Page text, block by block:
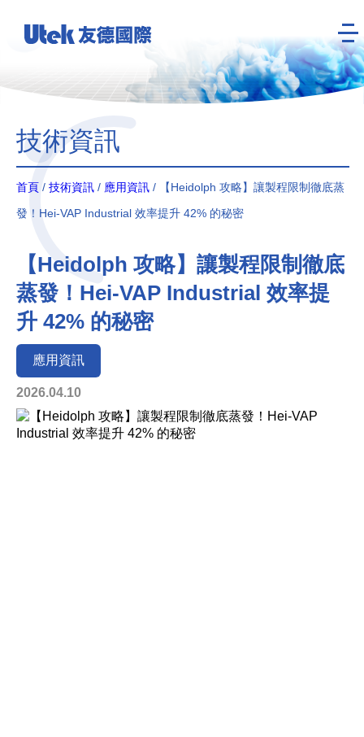
技術資訊
首頁 / 技術資訊 / 應用資訊 / 【Heidolph 攻略】讓製程限制徹底蒸
發！Hei-VAP Industrial 效率提升 42% 的秘密
【Heidolph 攻略】讓製程限制徹底
蒸發！Hei-VAP Industrial 效率提
升 42% 的秘密
應用資訊
2026.04.10